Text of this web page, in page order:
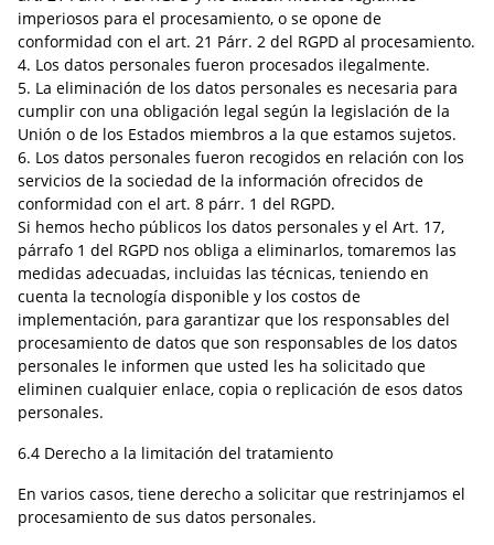
imperiosos para el procesamiento, o se opone de
conformidad con el art. 21 Párr. 2 del RGPD al procesamiento.
4. Los datos personales fueron procesados ilegalmente.
5. La eliminación de los datos personales es necesaria para
cumplir con una obligación legal según la legislación de la
Unión o de los Estados miembros a la que estamos sujetos.
6. Los datos personales fueron recogidos en relación con los
servicios de la sociedad de la información ofrecidos de
conformidad con el art. 8 párr. 1 del RGPD.
Si hemos hecho públicos los datos personales y el Art. 17,
párrafo 1 del RGPD nos obliga a eliminarlos, tomaremos las
medidas adecuadas, incluidas las técnicas, teniendo en
cuenta la tecnología disponible y los costos de
implementación, para garantizar que los responsables del
procesamiento de datos que son responsables de los datos
personales le informen que usted les ha solicitado que
eliminen cualquier enlace, copia o replicación de esos datos
personales.
6.4 Derecho a la limitación del tratamiento
En varios casos, tiene derecho a solicitar que restrinjamos el
procesamiento de sus datos personales.